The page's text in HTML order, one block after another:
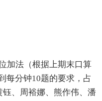
加法（根据上期末口算
每分钟10题的要求，占
、周裕娜、熊作伟、潘